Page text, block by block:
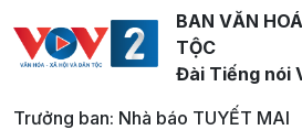
BAN VĂN
TỘC
Đài Tiếng nói
Trưởng ban: Nhà báo TUYẾT MAI